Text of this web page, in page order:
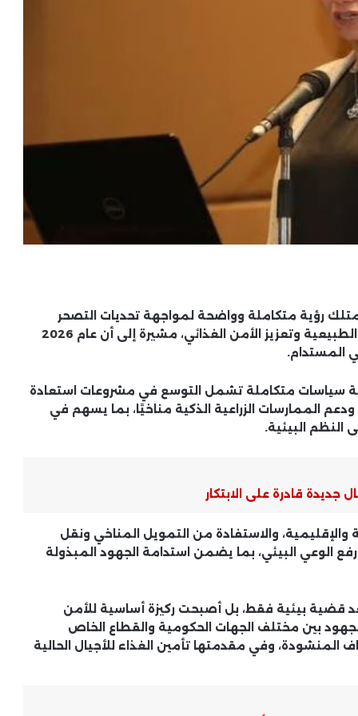
رؤية متكاملة وواضحة لمواجهة تحديات التصحر
وتدهور الأراضي، تقوم على الربط بين حماية الموارد الطبيعية وتعزيز الأمن الغذائي، مشيرة إلى أن عام 2026
المستدام.
سياسات متكاملة تشمل التوسع في مشروعات استعادة
الممارسات الزراعية الذكية مناخيًا، بما يسهم في
النظم البيئية.
جديدة قادرة على الابتكار
والإقليمية، والاستفادة من التمويل المناخي ونقل
الوعي البيئي، بما يضمن استدامة الجهود المبذولة
قضية بيئية فقط، بل أصبحت ركيزة أساسية للأمن
بين مختلف الجهات الحكومية والقطاع الخاص
المنشودة، وفي مقدمتها تأمين الغذاء للأجيال الحالية
أسعار الدواجن اليوم..ورئيس شعبة
مفاجأة
المثارة وتحذر من الرياح
نتيجة الشهادة الإعدادية 2026 برقم